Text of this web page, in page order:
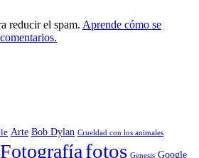
reducir el spam. Aprende cómo se
Arte Bob Dylan Crueldad con los animales
Fotografíafotos Genesis Google